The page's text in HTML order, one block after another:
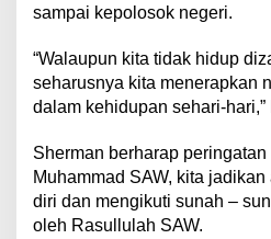
sampai kepolosok negeri.
“Walaupun kita tidak hidup
seharusnya kita menerapkan
dalam kehidupan sehari-
Sherman berharap
Muhammad SAW, kita
diri dan mengikuti sunah –
oleh Rasullulah SAW.